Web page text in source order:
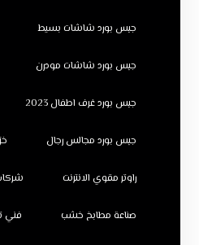
جبس بورد شاشات بسيط
جبس بورد شاشات مودرن
جبس بورد غرف اطفال 2023
جبس بورد مجالس رجال
راوتر مقوي الانترنت
صناعة مطابخ خشب فني